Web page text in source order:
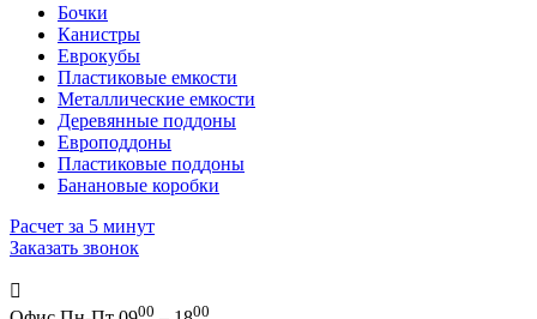
Бочки
Канистры
Еврокубы
Пластиковые емкости
Металлические емкости
Деревянные поддоны
Европоддоны
Пластиковые поддоны
Банановые коробки
Расчет за 5 минут
Заказать звонок
00 00